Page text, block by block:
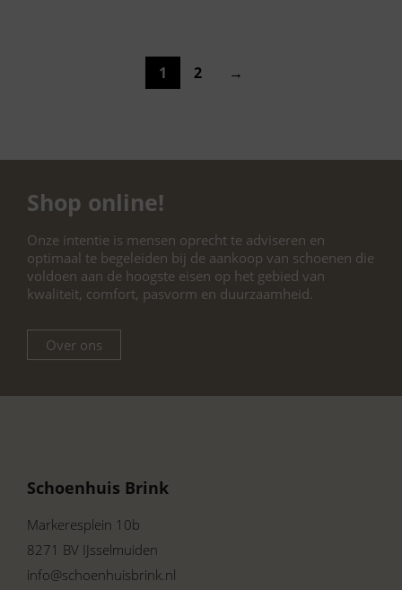
1 2 →
Shop online!
Onze intentie is mensen oprecht te adviseren en
optimaal te begeleiden bij de aankoop van schoenen die
voldoen aan de hoogste eisen op het gebied van
kwaliteit, comfort, pasvorm en duurzaamheid.
Over ons
Schoenhuis Brink
Markeresplein 10b
8271 BV IJsselmuiden
info@schoenhuisbrink.nl